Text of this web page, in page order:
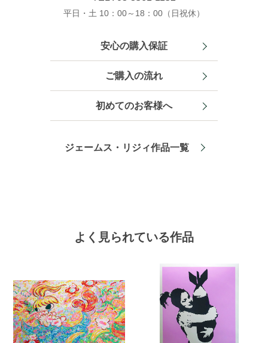
平日・土 10：00～18：00（日祝休）
安心の購入保証
ご購入の流れ
初めてのお客様へ
ジェームス・リジィ作品一覧
よく見られている作品